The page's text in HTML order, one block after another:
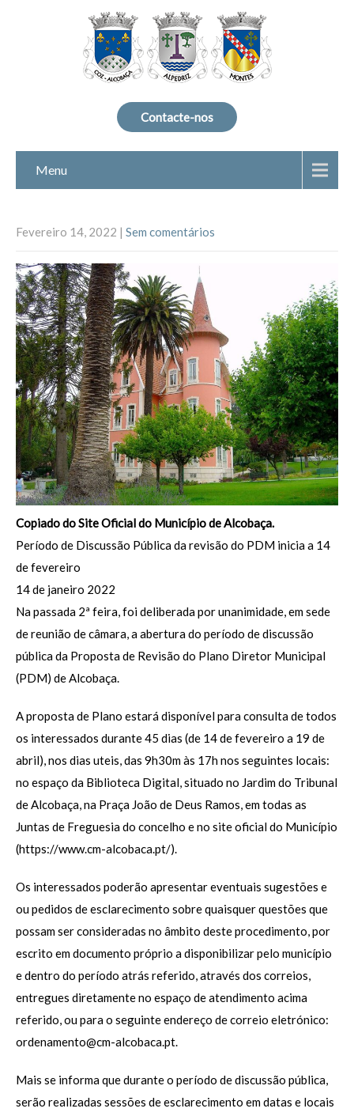
Contacte-nos
Menu
Fevereiro 14, 2022 | Sem comentários
Copiado do Site Oficial do Município de Alcobaça.
Período de Discussão Pública da revisão do PDM inicia a 14
de fevereiro
14 de janeiro 2022
Na passada 2ª feira, foi deliberada por unanimidade, em sede
de reunião de câmara, a abertura do período de discussão
pública da Proposta de Revisão do Plano Diretor Municipal
(PDM) de Alcobaça.
A proposta de Plano estará disponível para consulta de todos
os interessados durante 45 dias (de 14 de fevereiro a 19 de
abril), nos dias uteis, das 9h30m às 17h nos seguintes locais:
no espaço da Biblioteca Digital, situado no Jardim do Tribunal
de Alcobaça, na Praça João de Deus Ramos, em todas as
Juntas de Freguesia do concelho e no site oficial do Município
(https://www.cm-alcobaca.pt/).
Os interessados poderão apresentar eventuais sugestões e
ou pedidos de esclarecimento sobre quaisquer questões que
possam ser consideradas no âmbito deste procedimento, por
escrito em documento próprio a disponibilizar pelo município
e dentro do período atrás referido, através dos correios,
entregues diretamente no espaço de atendimento acima
referido, ou para o seguinte endereço de correio eletrónico:
ordenamento@cm-alcobaca.pt.
Mais se informa que durante o período de discussão pública,
serão realizadas sessões de esclarecimento em datas e locais